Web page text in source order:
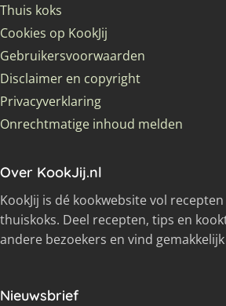
Thuis koks
Cookies op KookJij
Gebruikersvoorwaarden
Disclaimer en copyright
Privacyverklaring
Onrechtmatige inhoud melden
Over KookJij.nl
KookJij is dé kookwebsite vol
thuiskoks. Deel recepten, tips en
andere bezoekers en vind
Nieuwsbrief